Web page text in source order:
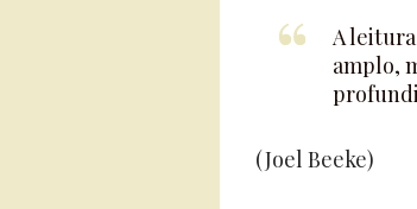
A
amplo,
(Joel Beeke)